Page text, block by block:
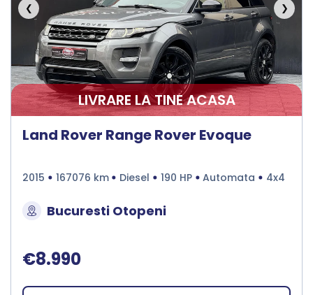
❮ ❯
LIVRARE LA TINE ACASA
Land Rover Range Rover Evoque
2015 167076 km Diesel 190 HP Automata 4x4
Bucuresti Otopeni
€8.990